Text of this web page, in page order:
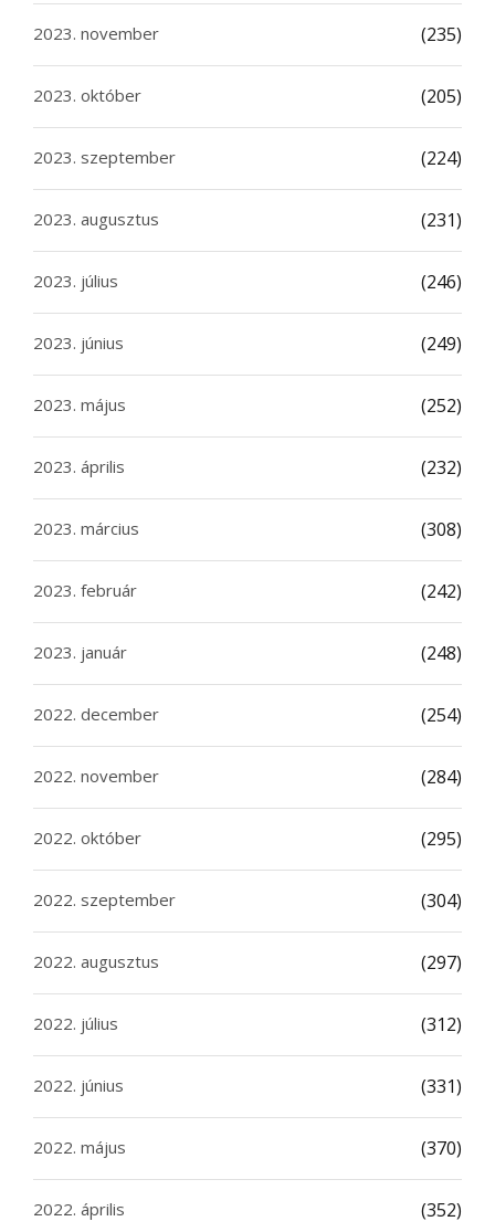
2023. november (235)
2023. október (205)
2023. szeptember (224)
2023. augusztus (231)
2023. július (246)
2023. június (249)
2023. május (252)
2023. április (232)
2023. március (308)
2023. február (242)
2023. január (248)
2022. december (254)
2022. november (284)
2022. október (295)
2022. szeptember (304)
2022. augusztus (297)
2022. július (312)
2022. június (331)
2022. május (370)
2022. április (352)